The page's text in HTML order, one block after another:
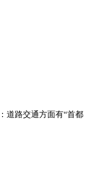
道路交通方面有“首都